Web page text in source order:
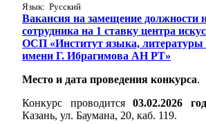
Язык: Русский
Вакансия на замещение должности
сотрудника на 1 ставку центра
ОСП «Институт языка, литературы
имени Г. Ибрагимова АН РТ»
Место и дата проведения конкурса.
Конкурс проводится 03.02.2026
Казань, ул. Баумана, 20, каб. 119.